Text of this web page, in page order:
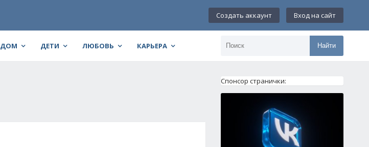
Создать аккаунт Вход на сайт
ДОМ ДЕТИ ЛЮБОВЬ КАРЬЕРА Найти
Спонсор странички: